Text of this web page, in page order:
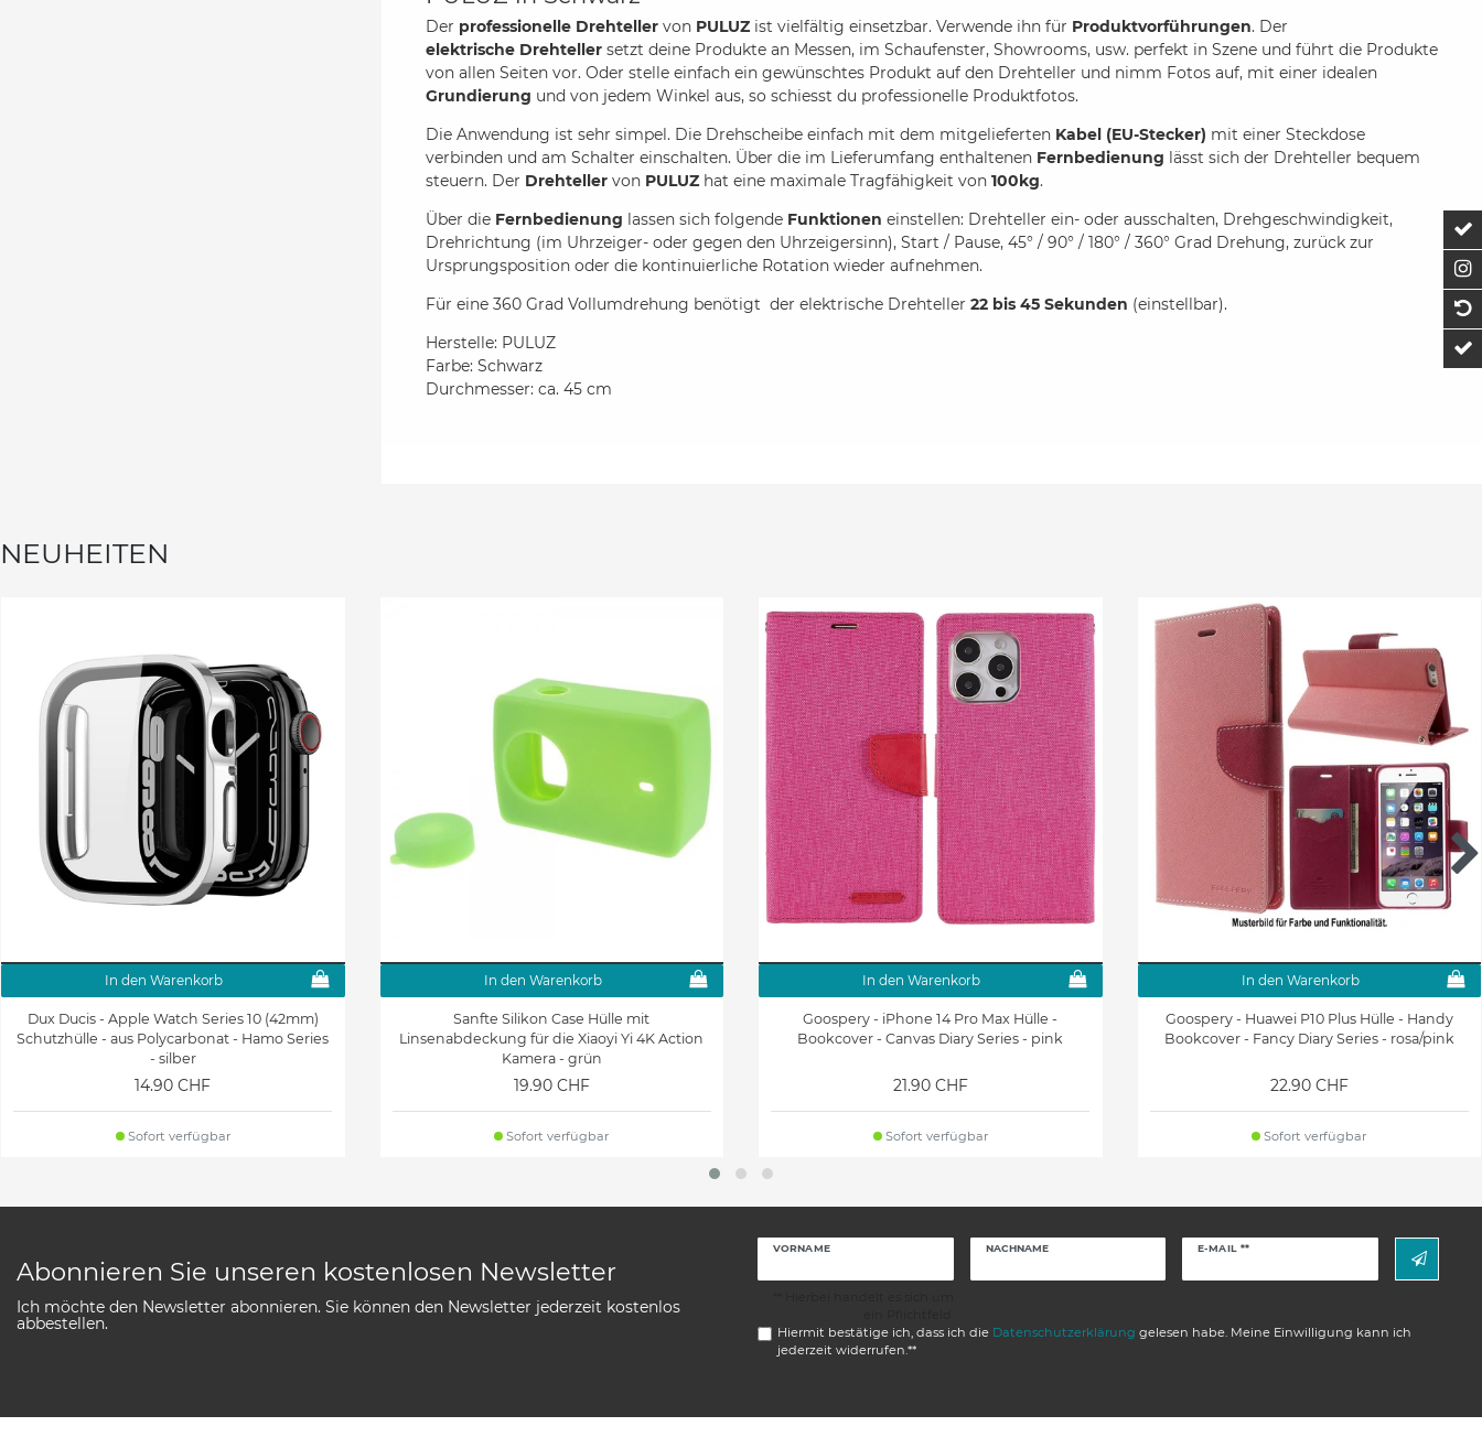
Der professionelle Drehteller von PULUZ ist vielfältig einsetzbar. Verwende ihn für Produktvorführungen. Der
elektrische Drehteller setzt deine Produkte an Messen, im Schaufenster, Showrooms, usw. perfekt in Szene und führt die Produkte
von allen Seiten vor. Oder stelle einfach ein gewünschtes Produkt auf den Drehteller und nimm Fotos auf, mit einer idealen
Grundierung und von jedem Winkel aus, so schiesst du professionelle Produktfotos.
Die Anwendung ist sehr simpel. Die Drehscheibe einfach mit dem mitgelieferten Kabel (EU-Stecker) mit einer Steckdose
verbinden und am Schalter einschalten. Über die im Lieferumfang enthaltenen Fernbedienung lässt sich der Drehteller bequem
steuern. Der Drehteller von PULUZ hat eine maximale Tragfähigkeit von 100kg.
Über die Fernbedienung lassen sich folgende Funktionen einstellen: Drehteller ein- oder ausschalten, Drehgeschwindigkeit,
Drehrichtung (im Uhrzeiger- oder gegen den Uhrzeigersinn), Start / Pause, 45° / 90° / 180° / 360° Grad Drehung, zurück zur
Ursprungsposition oder die kontinuierliche Rotation wieder aufnehmen.
Für eine 360 Grad Vollumdrehung benötigt der elektrische Drehteller 22 bis 45 Sekunden (einstellbar).
Herstelle: PULUZ
Farbe: Schwarz
Durchmesser: ca. 45 cm
NEUHEITEN
In den Warenkorb
Dux Ducis - Apple Watch Series 10 (42mm)
Schutzhülle - aus Polycarbonat - Hamo Series
- silber
14.90 CHF
Sofort verfügbar
In den Warenkorb
Sanfte Silikon Case Hülle mit
Linsenabdeckung für die Xiaoyi Yi 4K Action
Kamera - grün
19.90 CHF
Sofort verfügbar
In den Warenkorb
Goospery - iPhone 14 Pro Max Hülle -
Bookcover - Canvas Diary Series - pink
21.90 CHF
Sofort verfügbar
In den Warenkorb
Goospery - Huawei P10 Plus Hülle - Handy
Bookcover - Fancy Diary Series - rosa/pink
22.90 CHF
Sofort verfügbar
Abonnieren Sie unseren kostenlosen Newsletter
Ich möchte den Newsletter abonnieren. Sie können den Newsletter jederzeit kostenlos
abbestellen.
VORNAME NACHNAME E-MAIL **
Newsletter
Hiermit bestätige ich, dass ich die Daten­schutz­erklärung gelesen habe. Meine Einwilligung kann ich
jederzeit widerrufen.**